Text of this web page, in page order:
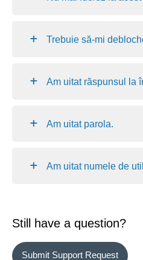
Trebuie să-mi
Am uitat răspunsul la
Am uitat parola.
Am uitat numele de
Still have a question?
Submit Support Request